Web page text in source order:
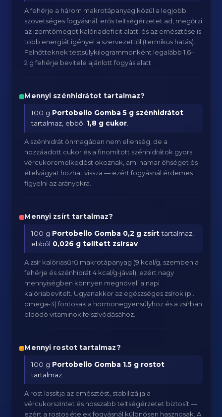
A fehérje a három makrotápanyag közül a legjobb
szövetséges fogyásnál: erős teltségérzetet ad, megőrzi
az izomtömeget kalóriadeficit alatt, és az emésztése is
több energiát igényel a szervezettől (termikus hatás).
Felnőtteknek testsúlykilogrammonként legalább 1,6–
2 g fehérje bevitele ajánlott fogyás alatt.
Mennyi szénhidrátot tartalmaz?
100 g Portobello Gomba 5 g szénhidrátot
tartalmaz, ebből 1,8 g cukor
A szénhidrát önmagában nem ellenség, de a
hozzáadott cukor és a finomított szénhidrátok gyors
vércukoremelkedést okoznak, ami hamar éhséget és
ételvágyat hozhat vissza — ezért fogyásnál érdemes
figyelni az arányokra.
Mennyi zsírt tartalmaz?
100 g Portobello Gomba 0,2 g zsírttartalmaz,
ebből 0,026 g telített zsírsav
A zsír kalóriasűrű makrotápanyag (9 kcal/g, szemben a
fehérje és szénhidrát 4 kcal/g-jával), ezért nagy
mennyiségben könnyen megnöveli a napi
kalóriabevitelt. Ugyanakkor az egészséges zsírok (pl.
omega-3) fontosak a hormonegyensúlyhoz és a zsírban
oldódó vitaminok felszívódásához.
Mennyi rostot tartalmaz?
100 g Portobello Gomba 1.5 g rostot
tartalmaz.
A rost lassítja az emésztést, stabilizálja a
vércukorszintet és hosszabb teltségérzetet biztosít —
ezért a rostos ételek fogyásnál különösen hasznosak. A